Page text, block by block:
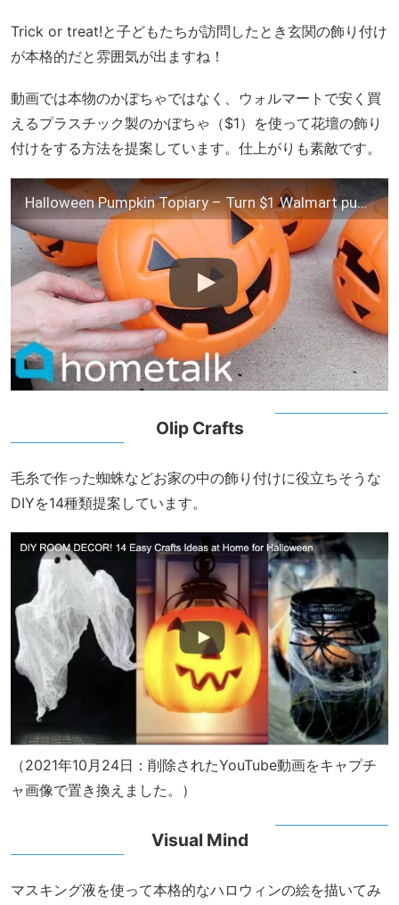
Trick or treat!と子どもたちが訪問したとき玄関の飾り付け
が本格的だと雰囲気が出ますね！
動画では本物のかぼちゃではなく、ウォルマートで安く買
えるプラスチック製のかぼちゃ（$1）を使って花壇の飾り
付けをする方法を提案しています。仕上がりも素敵です。
Halloween Pumpkin Topiary – Turn $1 Walmart pumpkins into this fall porch idea! | Hometalk
Olip Crafts
毛糸で作った蜘蛛などお家の中の飾り付けに役立ちそうな
DIYを14種類提案しています。
（2021年10月24日：削除されたYouTube動画をキャプチ
ャ画像で置き換えました。）
Visual Mind
マスキング液を使って本格的なハロウィンの絵を描いてみ